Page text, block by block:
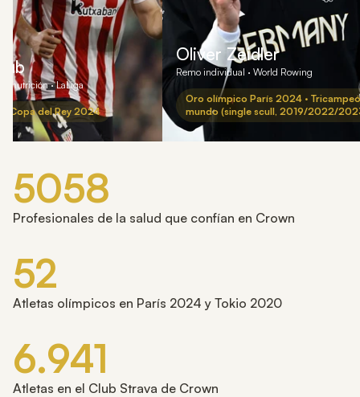
nutrición · LaLiga
Copa del Rey 2024
Oliver Zeidler
Remo individual · World Rowing
Oro olímpico París 2024 ·
mundo (single scull, 2019/2022/
5058
Profesionales de la salud que confían en Crown
52
Atletas olímpicos en París 2024 y Tokio 2020
6.941
Atletas en el Club Strava de Crown